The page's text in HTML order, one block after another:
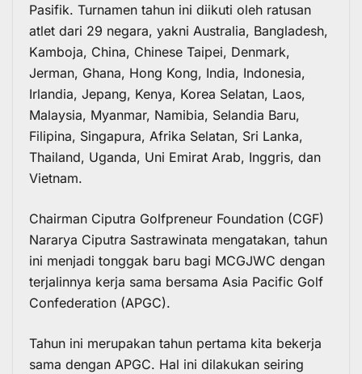
Pasifik. Turnamen tahun ini diikuti oleh ratusan
atlet dari 29 negara, yakni Australia, Bangladesh,
Kamboja, China, Chinese Taipei, Denmark,
Jerman, Ghana, Hong Kong, India, Indonesia,
Irlandia, Jepang, Kenya, Korea Selatan, Laos,
Malaysia, Myanmar, Namibia, Selandia Baru,
Filipina, Singapura, Afrika Selatan, Sri Lanka,
Thailand, Uganda, Uni Emirat Arab, Inggris, dan
Vietnam.
Chairman Ciputra Golfpreneur Foundation (CGF)
Nararya Ciputra Sastrawinata mengatakan, tahun
ini menjadi tonggak baru bagi MCGJWC dengan
terjalinnya kerja sama bersama Asia Pacific Golf
Confederation (APGC).
Tahun ini merupakan tahun pertama kita bekerja
sama dengan APGC. Hal ini dilakukan seiring